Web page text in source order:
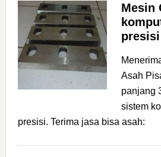
Mesin
presisi
Asah
panjang
sistem
presisi. Terima jasa bisa asah: